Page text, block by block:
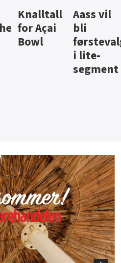
Brus og
jus fra
Berentsen
Hard
iste fra
Hansa